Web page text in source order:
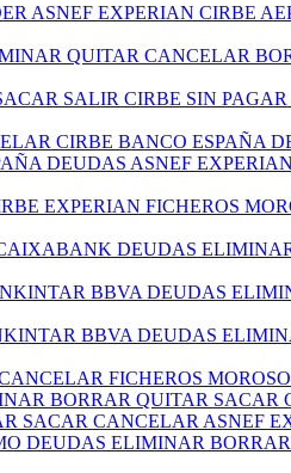
ASNEF EXPERIAN CIRBE
QUITAR CANCELAR
SALIR CIRBE SIN
CIRBE BANCO ESPAÑA
DEUDAS ASNEF
EXPERIAN FICHEROS
DEUDAS
BBVA DEUDAS
BBVA DEUDAS
FICHEROS
BORRAR QUITAR
SACAR CANCELAR ASNEF
DEUDAS ELIMINAR